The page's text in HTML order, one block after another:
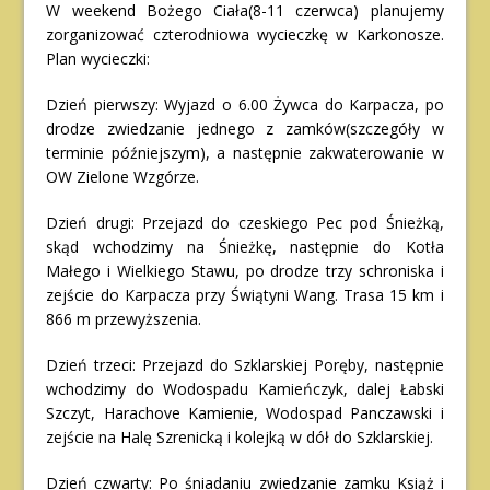
W weekend Bożego Ciała(8-11 czerwca) planujemy
zorganizować czterodniowa wycieczkę w Karkonosze.
Plan wycieczki:
Dzień pierwszy: Wyjazd o 6.00 Żywca do Karpacza, po
drodze zwiedzanie jednego z zamków(szczegóły w
terminie późniejszym), a następnie zakwaterowanie w
OW Zielone Wzgórze.
Dzień drugi: Przejazd do czeskiego Pec pod Śnieżką,
skąd wchodzimy na Śnieżkę, następnie do Kotła
Małego i Wielkiego Stawu, po drodze trzy schroniska i
zejście do Karpacza przy Świątyni Wang. Trasa 15 km i
866 m przewyższenia.
Dzień trzeci: Przejazd do Szklarskiej Poręby, następnie
wchodzimy do Wodospadu Kamieńczyk, dalej Łabski
Szczyt, Harachove Kamienie, Wodospad Panczawski i
zejście na Halę Szrenicką i kolejką w dół do Szklarskiej.
Dzień czwarty: Po śniadaniu zwiedzanie zamku Książ i